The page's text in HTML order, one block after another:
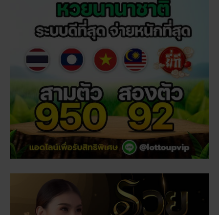
ฝันเห็นแมวน้ำ เปิดดวงชะตา การงาน การเงิน ความรัก
พร้อมโชคลาภ